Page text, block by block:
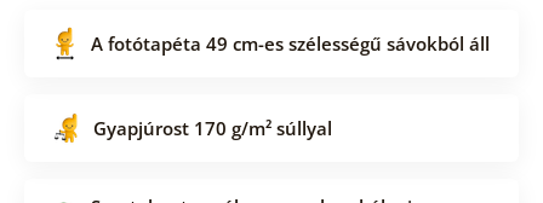
A fotótapéta 49 cm-es szélességű sávokból áll
Gyapjúrost 170 g/m² súllyal